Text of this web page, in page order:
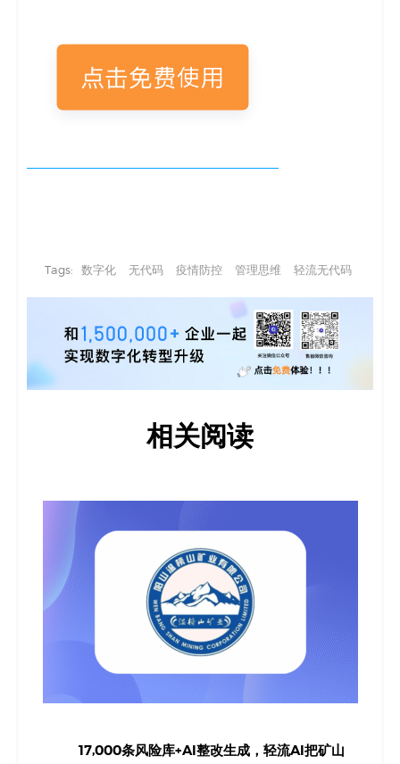
Tags: 数字化 无代码 疫情防控 管理思维 轻流无代码
相关阅读
17,000条风险库+AI整改生成，轻流AI把矿山